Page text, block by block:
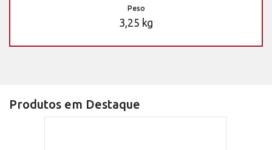
Peso
3,25 kg
Produtos em Destaque